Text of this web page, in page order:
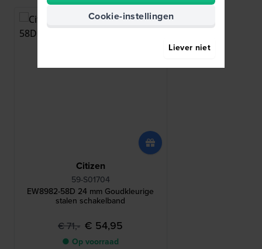
Citizen
59-S01704
EW8982-58D 24 mm Goudkleurige
stalen schakelband
€ 71,- € 54,95
● Op voorraad
Cookie-instellingen
Liever niet